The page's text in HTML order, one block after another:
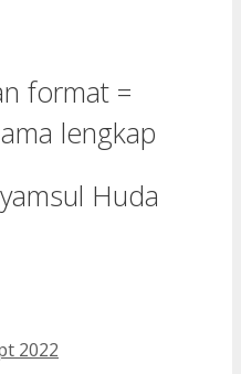
format =
lengkap
Huda
2022